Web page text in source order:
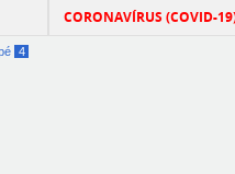
CORONAVÍRUS (COVID-
4